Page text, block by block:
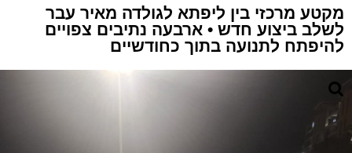
מקטע מרכזי בין ליפתא לגולדה מאיר עבר
לשלב ביצוע חדש • ארבעה נתיבים צפויים
להיפתח לתנועה בתוך כחודשיים